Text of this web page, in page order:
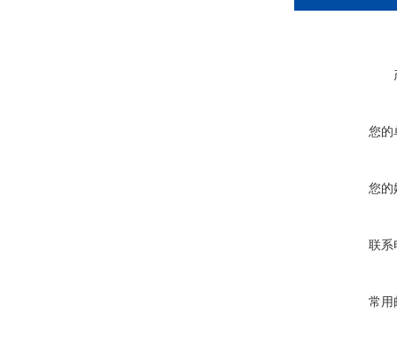
您的
您的
联系
常用